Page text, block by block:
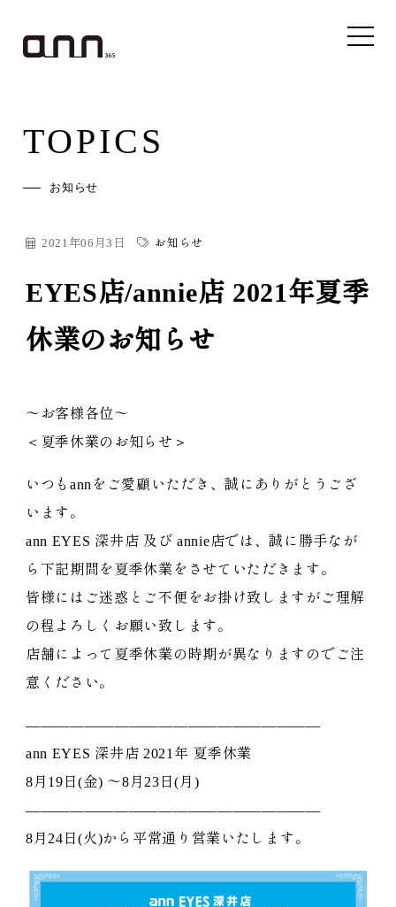
TOPICS
お知らせ
2021年06月3日 お知らせ
EYES店/annie店 2021年夏季
休業のお知らせ
〜お客様各位〜
＜夏季休業のお知らせ＞
いつもannをご愛顧いただき、誠にありがとうござ
います。
ann EYES 深井店 及び annie店では、誠に勝手なが
ら下記期間を夏季休業をさせていただきます。
皆様にはご迷惑とご不便をお掛け致しますがご理解
の程よろしくお願い致します。
店舗によって夏季休業の時期が異なりますのでご注
意ください。
————————————————————
ann EYES 深井店 2021年 夏季休業
8月19日(金) 〜8月23日(月)
————————————————————
8月24日(火)から平常通り営業いたします。